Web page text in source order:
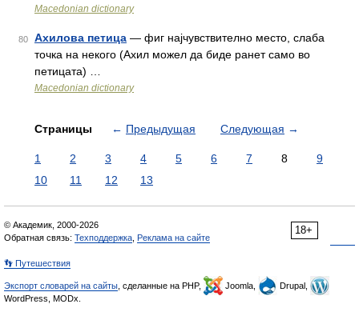
Macedonian dictionary
80 Ахилова петица — фиг најчувствително место, слаба
точка на некого (Ахил можел да биде ранет само во
петицата) …
Macedonian dictionary
Страницы ← Предыдущая Следующая →
1 2 3 4 5 6 7 8
9
10
11 12 13
18+
© Академик, 2000-2026
Обратная связь: Техподдержка Реклама на сайте
👣 Путешествия
Экспорт словарей на сайты , сделанные на PHP, Joomla,
Drupal,
WordPress, MODx.